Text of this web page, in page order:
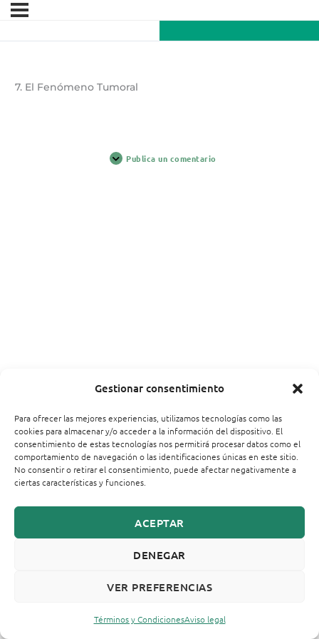
Gestionar consentimiento
Para ofrecer las mejores experiencias, utilizamos tecnologías como las
cookies para almacenar y/o acceder a la información del dispositivo. El
consentimiento de estas tecnologías nos permitirá procesar datos como el
comportamiento de navegación o las identificaciones únicas en este sitio.
No consentir o retirar el consentimiento, puede afectar negativamente a
ciertas características y funciones.
ACEPTAR
DENEGAR
VER PREFERENCIAS
Términos y CondicionesAviso legal
7. El Fenómeno Tumoral
Publica un comentario